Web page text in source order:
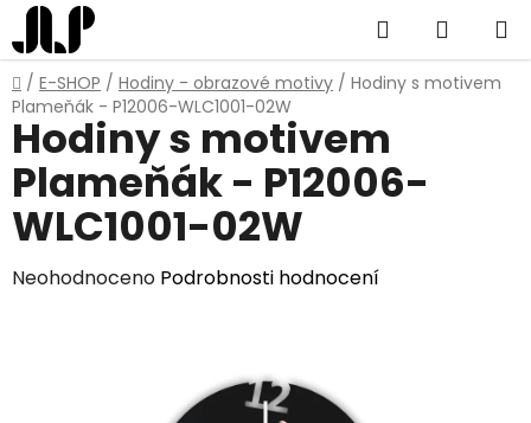
Přejít
na
obsah
Hledat
KOŠÍK
Domů
/ E-SHOP / Hodiny - obrazové motivy / Hodiny s motivem
Plameňák - P12006-WLC1001-02W
Hodiny s motivem
Plameňák - P12006-
WLC1001-02W
Průměrné
Neohodnoceno Podrobnosti hodnocení